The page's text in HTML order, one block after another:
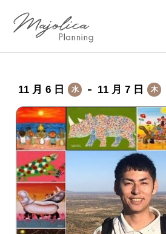
11 月 6 日 水 11 月 7 日 木